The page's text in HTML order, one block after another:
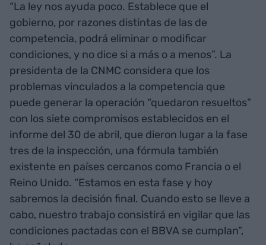
“La ley nos ayuda poco. Establece que el
gobierno, por razones distintas de las de
competencia, podrá eliminar o modificar
condiciones, y no dice si a más o a menos”. La
presidenta de la CNMC considera que los
problemas vinculados a la competencia que
puede generar la operación “quedaron resueltos”
con los siete compromisos establecidos en el
informe del 30 de abril, que dieron lugar a la fase
tres de la inspección, una fórmula también
existente en países cercanos como Francia o el
Reino Unido. “Estamos en esta fase y hoy
sabremos la decisión final. Cuando esto se lleve a
cabo, nuestro trabajo consistirá en vigilar que las
condiciones pactadas con el BBVA se cumplan”,